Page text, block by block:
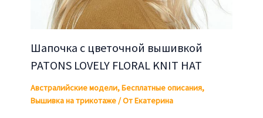
Шапочка с цветочной вышивкой
PATONS LOVELY FLORAL KNIT HAT
Австралийские модели,Бесплатные описания,
Вышивка на трикотаже/ ОтЕкатерина